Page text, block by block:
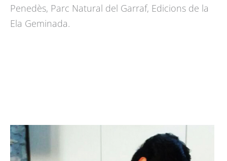
Penedès, Parc Natural del Garraf, Edicions de la
Ela Geminada.